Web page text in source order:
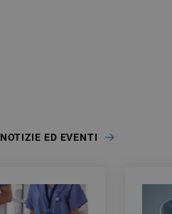
NOTIZIE ED EVENTI